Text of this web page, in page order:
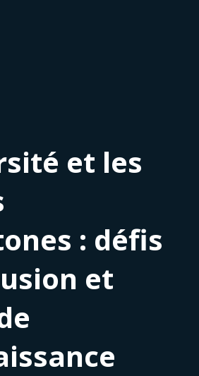
et les
: défis
et